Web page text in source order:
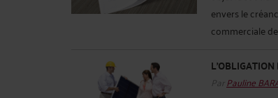
envers le
commerciale
Par Pauline